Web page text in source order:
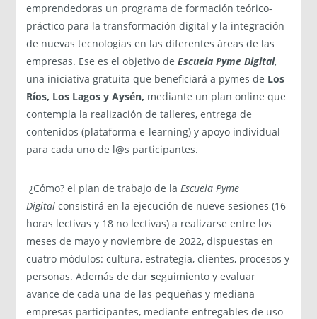
emprendedoras un programa de formación teórico-
práctico para la transformación digital y la integración
de nuevas tecnologías en las diferentes áreas de las
empresas. Ese es el objetivo de Escuela Pyme Digital,
una iniciativa gratuita que beneficiará a pymes de Los
Ríos, Los Lagos y Aysén, mediante un plan online que
contempla la realización de talleres, entrega de
contenidos (plataforma e-learning) y apoyo individual
para cada uno de l@s participantes.
¿Cómo? el plan de trabajo de la Escuela Pyme
Digitalconsistirá en la ejecución de nueve sesiones (16
horas lectivas y 18 no lectivas) a realizarse entre los
meses de mayo y noviembre de 2022, dispuestas en
cuatro módulos: cultura, estrategia, clientes, procesos y
personas. Además de darseguimiento y evaluar
avance de cada una de las pequeñas y mediana
empresas participantes, mediante entregables de uso